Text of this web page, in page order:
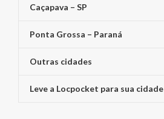
Caçapava – SP
Ponta Grossa – Paraná
Outras cidades
Leve a Locpocket para sua cidade